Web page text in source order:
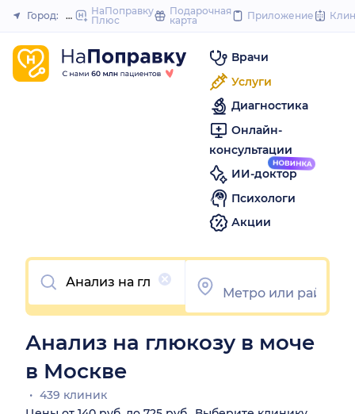
to
Закрыть
Город: МоскваНаПоправку
Плюс
Подарочная
карта
Приложение
Врачи
Услуги
Диагностика
Онлайн-
консультации
ИИ-доктор
Психологи
Акции
Очистить
Анализ на глюкозу в моче
в Москве
439 клиник